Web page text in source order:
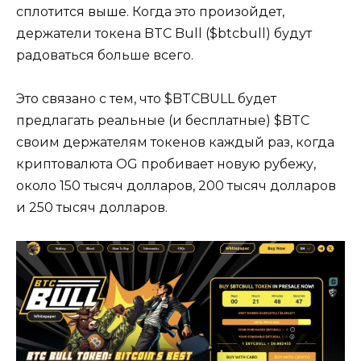
сплотится выше. Когда это произойдет,
держатели токена BTC Bull ($btcbull) будут
радоваться больше всего.
Это связано с тем, что $BTCBULL будет
предлагать реальные (и бесплатные) $BTC
своим держателям токенов каждый раз, когда
криптовалюта OG пробивает новую рубежу,
около 150 тысяч долларов, 200 тысяч долларов
и 250 тысяч долларов.